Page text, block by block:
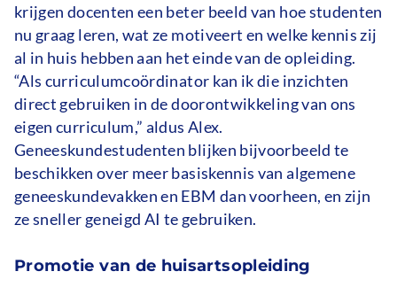
krijgen docenten een beter beeld van hoe studenten
nu graag leren, wat ze motiveert en welke kennis zij
al in huis hebben aan het einde van de opleiding.
“Als curriculumcoördinator kan ik die inzichten
direct gebruiken in de doorontwikkeling van ons
eigen curriculum,” aldus Alex.
Geneeskundestudenten blijken bijvoorbeeld te
beschikken over meer basiskennis van algemene
geneeskundevakken en EBM dan voorheen, en zijn
ze sneller geneigd AI te gebruiken.
Promotie van de huisartsopleiding